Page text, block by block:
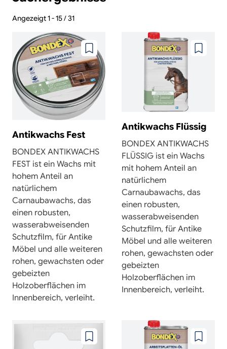
Angezeigt 1 - 15 / 31
Zu
wunschzettel
hinzufügen
Antikwachs Fest
BONDEX ANTIKWACHS
FEST ist ein Wachs mit
hohem Anteil an
natürlichem
Carnaubawachs, das
einen robusten,
wasserabweisenden
Schutzfilm, für Antike
Möbel und alle weiteren
rohen, gewachsten oder
gebeizten
Holzoberflächen im
Innenbereich, verleiht.
Zu
Antikwachs Flüssig
BONDEX ANTIKWACHS
FLÜSSIG ist ein Wachs
mit hohem Anteil an
natürlichem
Carnaubawachs, das
einen robusten,
wasserabweisenden
Schutzfilm, für Antike
Möbel und alle weiteren
rohen, gewachsten oder
gebeizten
Holzoberflächen im
Innenbereich, verleiht.
Zu
Zu